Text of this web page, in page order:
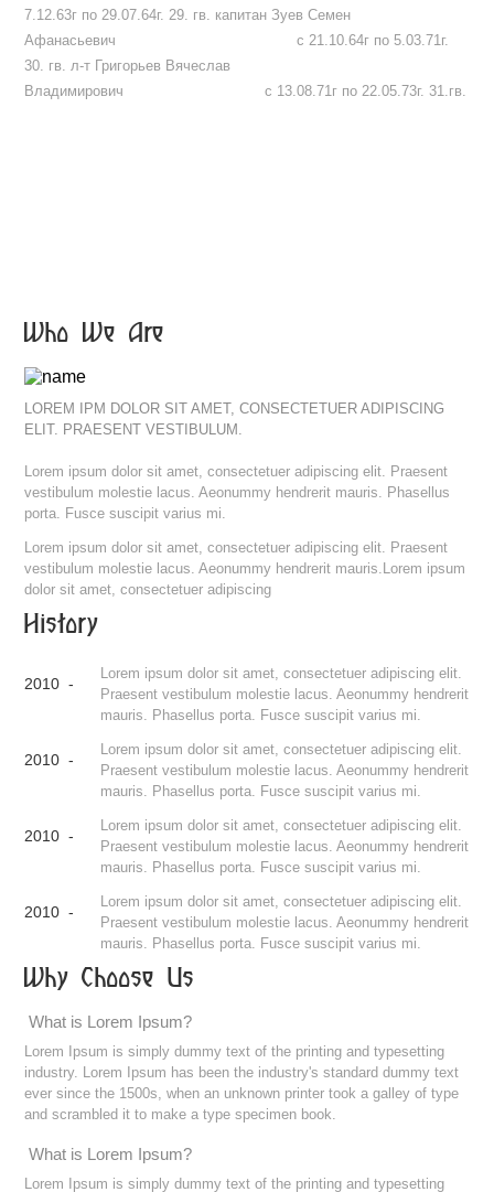
7.12.63г по 29.07.64г. 29. гв. капитан Зуев Семен
Афанасьевич с 21.10.64г по 5.03.71г.
30. гв. л-т Григорьев Вячеслав
Владимирович с 13.08.71г по 22.05.73г. 31.гв.
Who We Are
LOREM IPM DOLOR SIT AMET, CONSECTETUER ADIPISCING
ELIT. PRAESENT VESTIBULUM.
Lorem ipsum dolor sit amet, consectetuer adipiscing elit. Praesent
vestibulum molestie lacus. Aeonummy hendrerit mauris. Phasellus
porta. Fusce suscipit varius mi.
Lorem ipsum dolor sit amet, consectetuer adipiscing elit. Praesent
vestibulum molestie lacus. Aeonummy hendrerit mauris.Lorem ipsum
dolor sit amet, consectetuer adipiscing
History
2010 -
Lorem ipsum dolor sit amet, consectetuer adipiscing elit.
Praesent vestibulum molestie lacus. Aeonummy hendrerit
mauris. Phasellus porta. Fusce suscipit varius mi.
2010 -
Lorem ipsum dolor sit amet, consectetuer adipiscing elit.
Praesent vestibulum molestie lacus. Aeonummy hendrerit
mauris. Phasellus porta. Fusce suscipit varius mi.
2010 -
Lorem ipsum dolor sit amet, consectetuer adipiscing elit.
Praesent vestibulum molestie lacus. Aeonummy hendrerit
mauris. Phasellus porta. Fusce suscipit varius mi.
2010 -
Lorem ipsum dolor sit amet, consectetuer adipiscing elit.
Praesent vestibulum molestie lacus. Aeonummy hendrerit
mauris. Phasellus porta. Fusce suscipit varius mi.
Why Choose Us
What is Lorem Ipsum?
Lorem Ipsum is simply dummy text of the printing and typesetting
industry. Lorem Ipsum has been the industry's standard dummy text
ever since the 1500s, when an unknown printer took a galley of type
and scrambled it to make a type specimen book.
What is Lorem Ipsum?
Lorem Ipsum is simply dummy text of the printing and typesetting